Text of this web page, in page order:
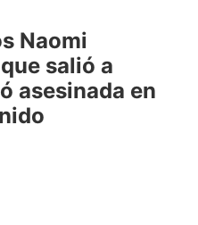
Naomi
salió a
asesinada en